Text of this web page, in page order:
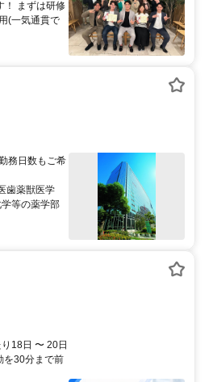
！ まずは研修
(一気通貫で
務日数もご希
歯薬獣医学
等の薬学部
18日 〜 20日
を30分まで前